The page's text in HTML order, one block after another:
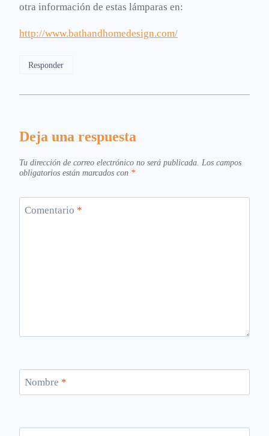
otra información de estas lámparas en:
http://www.bathandhomedesign.com/
Responder
Deja una respuesta
Tu dirección de correo electrónico no será publicada. Los campos
obligatorios están marcados con *
Comentario *
Nombre *